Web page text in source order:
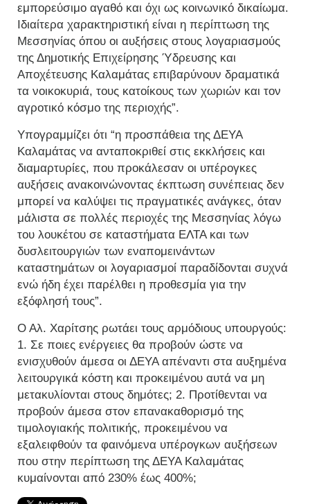
εμπορεύσιμο αγαθό και όχι ως κοινωνικό δικαίωμα.
Ιδιαίτερα χαρακτηριστική είναι η περίπτωση της
Μεσσηνίας όπου οι αυξήσεις στους λογαριασμούς
της Δημοτικής Επιχείρησης Ύδρευσης και
Αποχέτευσης Καλαμάτας επιβαρύνουν δραματικά
τα νοικοκυριά, τους κατοίκους των χωριών και τον
αγροτικό κόσμο της περιοχής”.
Υπογραμμίζει ότι “η προσπάθεια της ΔΕΥΑ
Καλαμάτας να ανταποκριθεί στις εκκλήσεις και
διαμαρτυρίες, που προκάλεσαν οι υπέρογκες
αυξήσεις ανακοινώνοντας έκπτωση συνέπειας δεν
μπορεί να καλύψει τις πραγματικές ανάγκες, όταν
μάλιστα σε πολλές περιοχές της Μεσσηνίας λόγω
του λουκέτου σε καταστήματα ΕΛΤΑ και των
δυσλειτουργιών των εναπομεινάντων
καταστημάτων οι λογαριασμοί παραδίδονται συχνά
ενώ ήδη έχει παρέλθει η προθεσμία για την
εξόφλησή τους”.
Ο Αλ. Χαρίτσης ρωτάει τους αρμόδιους υπουργούς:
1. Σε ποιες ενέργειες θα προβούν ώστε να
ενισχυθούν άμεσα οι ΔΕΥΑ απέναντι στα αυξημένα
λειτουργικά κόστη και προκειμένου αυτά να μη
μετακυλίονται στους δημότες; 2. Προτίθενται να
προβούν άμεσα στον επανακαθορισμό της
τιμολογιακής πολιτικής, προκειμένου να
εξαλειφθούν τα φαινόμενα υπέρογκων αυξήσεων
που στην περίπτωση της ΔΕΥΑ Καλαμάτας
κυμαίνονται από 230% έως 400%;